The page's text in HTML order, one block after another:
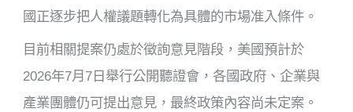
國正逐步把人權議題轉化為具體的市場准入條件。
目前相關提案仍處於徵詢意見階段，美國預計於
2026年7月7日舉行公開聽證會，各國政府、企業與
產業團體仍可提出意見，最終政策內容尚未定案。